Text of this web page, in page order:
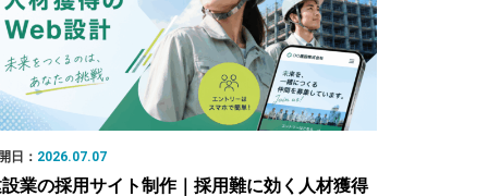
日： 2026.07.07
業の採用サイト制作｜採用難に効く人材獲得